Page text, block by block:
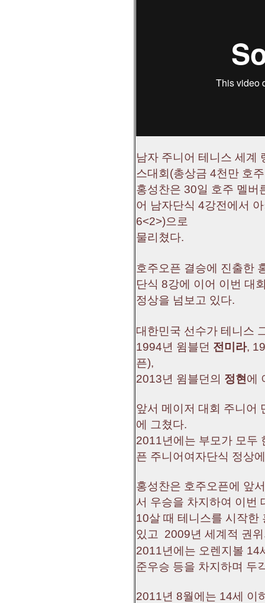
남자 주니어 테니스 세계
스대회(총상금 4천만 호
홍성찬은 30일 호주 멜버
어 남자단식 4강전에서
6<2>)으로
물리쳤다.
호주오픈 결승에 진출한
단식 8강에 이어 이번 대
정상을 넘보고 있다.
대한민국 선수가 테니스
1994년 윔블던 전미라,
픈),
2013년 윔블던의 정현 에
앞서 메이저 대회 주니어
에 그쳤다.
2011년에는 부모가 모두
픈 주니어여자단식 정상
홍성찬은 호주오픈에 앞
서 우승을 차지하여 이번
10살 때 테니스를 시작한
있고 2009년 세계적 권
2011년에는 오렌지볼
준우승 등을 차지하며 두
2011년 8월에는 14세 이